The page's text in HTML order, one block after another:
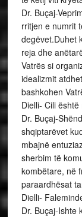
Dr. Buçaj-
rritjen e numrit
degëvet.Duhet
reja dhe
Vatrës si
idealizmit
bashkohen
Dielli- Cili
Dr. Buçaj-
shqiptarëvet
mbajnë
sherbim të
kombëtare, në
paraardhësat
Dielli-
Dr. Buçaj-Ishte